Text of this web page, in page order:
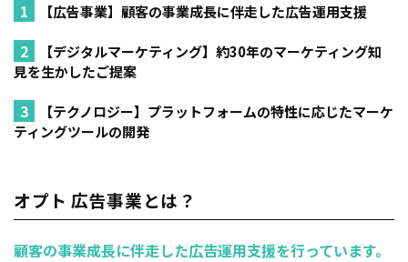
【広告事業】顧客の事業成長に伴走した広告運用支援
【デジタルマーケティング】約30年のマーケティング知
見を生かしたご提案
【テクノロジー】プラットフォームの特性に応じたマーケ
ティングツールの開発
オプト 広告事業とは？
顧客の事業成長に伴走した広告運用支援を行っています。